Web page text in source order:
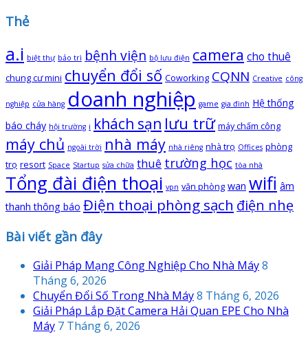
Thẻ
a.i biệt thự bảo trì bệnh viện bộ lưu điện camera cho thuê
chung cư mini chuyển đổi số Coworking CQNN Creative công
nghiệp cửa hàng doanh nghiệp game gia đình Hệ thống
báo cháy hội trường i khách sạn lưu trữ máy chấm công
máy chủ ngoài trời nhà máy nhà riêng nhà trọ Offices phòng
trọ resort Space Startup sửa chữa thuê trường học tòa nhà
Tổng đài điện thoại vpn văn phòng wan wifi âm
thanh thông báo Điện thoại phòng sạch điện nhẹ
Bài viết gần đây
Giải Pháp Mạng Công Nghiệp Cho Nhà Máy8
Tháng 6, 2026
Chuyển Đổi Số Trong Nhà Máy8 Tháng 6, 2026
Giải Pháp Lắp Đặt Camera Hải Quan EPE Cho Nhà
Máy 7 Tháng 6, 2026